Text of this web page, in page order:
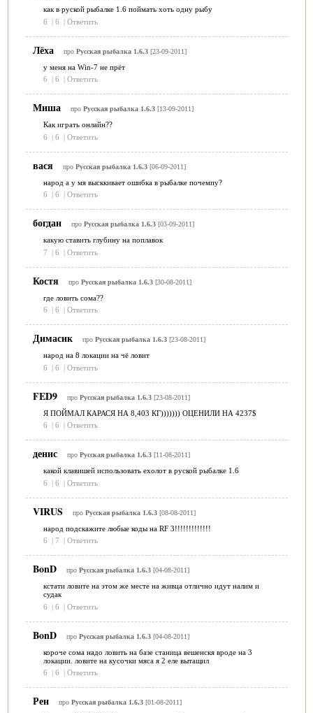
как в руской рыбалке 1.6 поймать хоть одну рыбу
6
| 6 | Ответить
Лёха про Русская рыбалка 1.6.3[23-09-2011]
у меня на Win-7 не прёт
6
| 6 | Ответить
Миша про Русская рыбалка 1.6.3[13-09-2011]
Как играть онлайн??
6
| 6 | Ответить
вася про Русская рыбалка 1.6.3[06-09-2011]
народ а у мя высккивает ошибка в рыбалке почемпу?
6
| 6 | Ответить
богдан про Русская рыбалка 1.6.3[03-09-2011]
какую ставить глубину на поплавок
7
| 6 | Ответить
Костя про Русская рыбалка 1.6.3[30-08-2011]
где ловить сома??
6
| 6 | Ответить
Димасик про Русская рыбалка 1.6.3[23-08-2011]
народ на 8 локации на чё ловит
6
| 6 | Ответить
FED9 про Русская рыбалка 1.6.3[23-08-2011]
Я ПОЙМАЛ КАРАСЯ НА 8,403 КГ))))))) ОЦЕНИЛИ НА 4237$
6
| 6 | Ответить
денис про Русская рыбалка 1.6.3[11-08-2011]
какой клавишей использовать ехолот в руской рыбалке 1.6
6
| 6 | Ответить
VIRUS про Русская рыбалка 1.6.3[08-08-2011]
народ подскажите любые коды на RF 3!!!!!!!!!!!!!
6
| 7 | Ответить
BonD про Русская рыбалка 1.6.3[04-08-2011]
кстати ловите на этом же месте на живца отлично идут налим и
судак
6
| 6 | Ответить
BonD про Русская рыбалка 1.6.3[04-08-2011]
короче сома надо ловить на базе станица вешенскя вроде на 3
локации. ловите на кусочки мяса я 2 еле вытащил
6
| 6 | Ответить
Рен про Русская рыбалка 1.6.3[01-08-2011]